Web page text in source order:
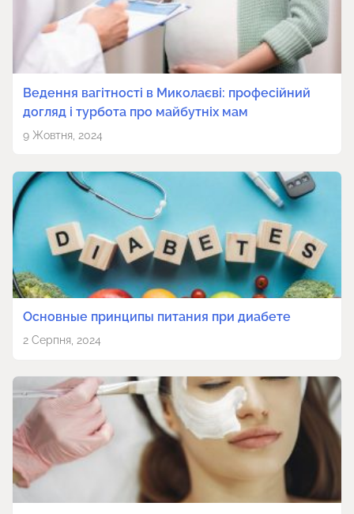
Ведення вагітності в Миколаєві: професійний
догляд і турбота про майбутніх мам
9 Жовтня, 2024
Основные принципы питания при диабете
2 Серпня, 2024